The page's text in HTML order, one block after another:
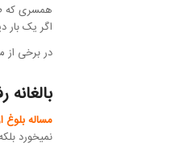
همسری که
اگر یک بار
در برخی از
بالغانه
مساله
نمیخورد